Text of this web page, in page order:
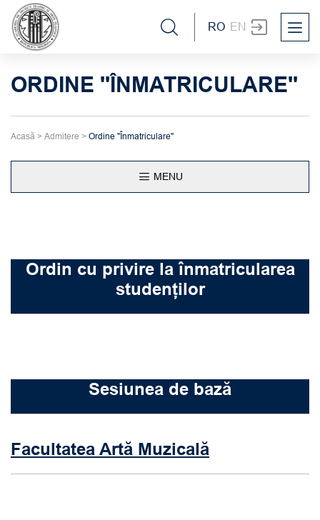
RO EN
ORDINE ''ÎNMATRICULARE''
Acasă > Admitere > Ordine ''Înmatriculare''
MENU
Ordin cu privire la înmatricularea
studenților
Sesiunea de bază
Facultatea Artă Muzicală